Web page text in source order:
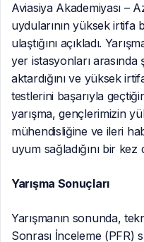
Aviasiya Akademiyası –
uydularının yüksek irtifa
ulaştığını açıkladı.
yer istasyonları
aktardığını ve yüksek
testlerini başarıyla
yarışma, gençlerimizin
mühendisliğine ve ileri
uyum sağladığını bir kez
Yarışma Sonuçları
Yarışmanın sonunda,
Sonrası İnceleme (PFR)